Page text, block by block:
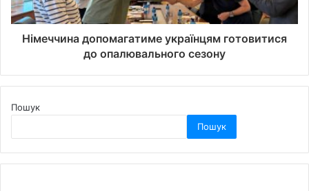
Німеччина допомагатиме українцям готовитися
до опалювального сезону
Пошук
Пошук